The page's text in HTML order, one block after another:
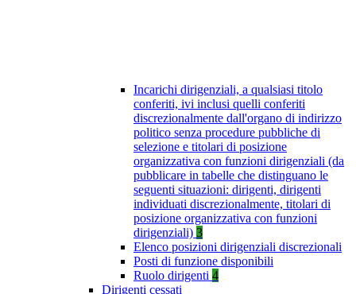
Incarichi dirigenziali, a qualsiasi titolo
conferiti, ivi inclusi quelli conferiti
discrezionalmente dall'organo di indirizzo
politico senza procedure pubbliche di
selezione e titolari di posizione
organizzativa con funzioni dirigenziali (da
pubblicare in tabelle che distinguano le
seguenti situazioni: dirigenti, dirigenti
individuati discrezionalmente, titolari di
posizione organizzativa con funzioni
dirigenziali) 3
Elenco posizioni dirigenziali discrezionali
Posti di funzione disponibili
Ruolo dirigenti 4
Dirigenti cessati